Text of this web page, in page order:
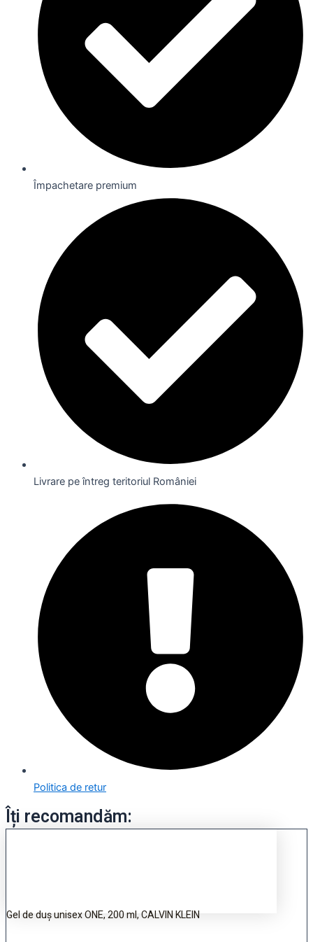
Împachetare premium
Livrare pe întreg teritoriul României
Politica de retur
Îți recomandăm:
Gel de duș unisex ONE, 200 ml, CALVIN KLEIN